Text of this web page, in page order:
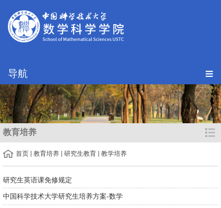
导航
教育培养
首页 教育培养 研究生教育 教学培养
​研究生英语课免修规定
中国科学技术大学研究生培养方案-数学